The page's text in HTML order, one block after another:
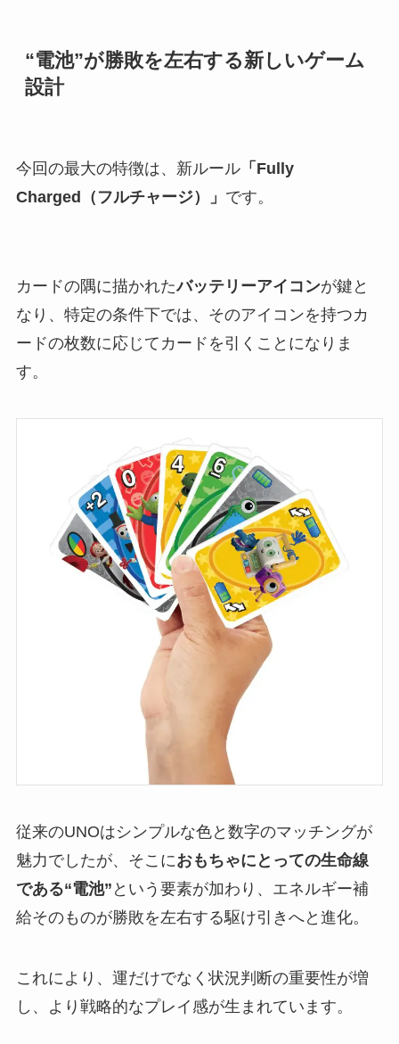
“電池”が勝敗を左右する新しいゲーム
設計
今回の最大の特徴は、新ルール「Fully
Charged（フルチャージ）」 です。
カードの隅に描かれたバッテリーアイコンが鍵と
なり、特定の条件下では、そのアイコンを持つカ
ードの枚数に応じてカードを引くことになりま
す。
従来のUNOはシンプルな色と数字のマッチングが
魅力でしたが、そこにおもちゃにとっての生命線
である“電池” という要素が加わり、エネルギー補
給そのものが勝敗を左右する駆け引きへと進化。
これにより、運だけでなく状況判断の重要性が増
し、より戦略的なプレイ感が生まれています。